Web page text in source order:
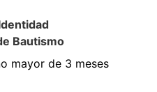
Bautismo
mayor de 3 meses